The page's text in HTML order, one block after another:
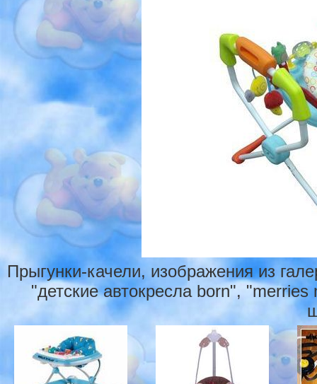
Прыгунки-качели, изображения из
"детские автокресла born",